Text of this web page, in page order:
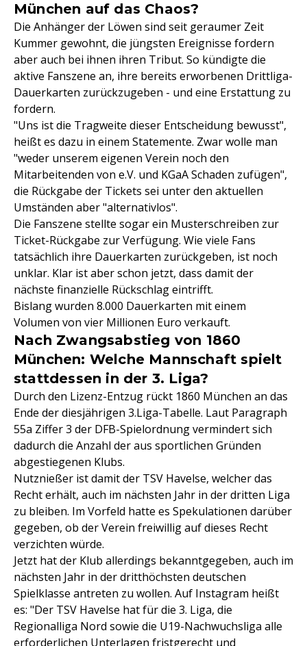
München auf das Chaos?
Die Anhänger der Löwen sind seit geraumer Zeit
Kummer gewohnt, die jüngsten Ereignisse fordern
aber auch bei ihnen ihren Tribut. So kündigte die
aktive Fanszene an, ihre bereits erworbenen Drittliga-
Dauerkarten zurückzugeben - und eine Erstattung zu
fordern.
"Uns ist die Tragweite dieser Entscheidung bewusst",
heißt es dazu in einem Statemente. Zwar wolle man
"weder unserem eigenen Verein noch den
Mitarbeitenden von e.V. und KGaA Schaden zufügen",
die Rückgabe der Tickets sei unter den aktuellen
Umständen aber "alternativlos".
Die Fanszene stellte sogar ein Musterschreiben zur
Ticket-Rückgabe zur Verfügung. Wie viele Fans
tatsächlich ihre Dauerkarten zurückgeben, ist noch
unklar. Klar ist aber schon jetzt, dass damit der
nächste finanzielle Rückschlag eintrifft.
Bislang wurden 8.000 Dauerkarten mit einem
Volumen von vier Millionen Euro verkauft.
Nach Zwangsabstieg von 1860
München: Welche Mannschaft spielt
stattdessen in der 3. Liga?
Durch den Lizenz-Entzug rückt 1860 München an das
Ende der diesjährigen 3.Liga-Tabelle. Laut Paragraph
55a Ziffer 3 der DFB-Spielordnung vermindert sich
dadurch die Anzahl der aus sportlichen Gründen
abgestiegenen Klubs.
Nutznießer ist damit der TSV Havelse, welcher das
Recht erhält, auch im nächsten Jahr in der dritten Liga
zu bleiben. Im Vorfeld hatte es Spekulationen darüber
gegeben, ob der Verein freiwillig auf dieses Recht
verzichten würde.
Jetzt hat der Klub allerdings bekanntgegeben, auch im
nächsten Jahr in der dritthöchsten deutschen
Spielklasse antreten zu wollen. Auf Instagram heißt
es: "Der TSV Havelse hat für die 3. Liga, die
Regionalliga Nord sowie die U19-Nachwuchsliga alle
erforderlichen Unterlagen fristgerecht und